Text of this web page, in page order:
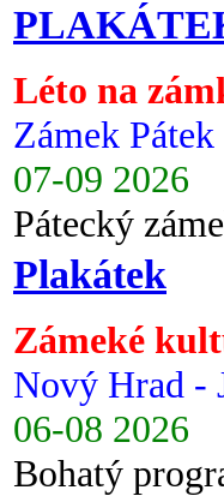
Léto na
Zámek Pátek
07-09 2026
Pátecký
Plakátek
Zámeké
Nový Hrad -
06-08 2026
Bohatý